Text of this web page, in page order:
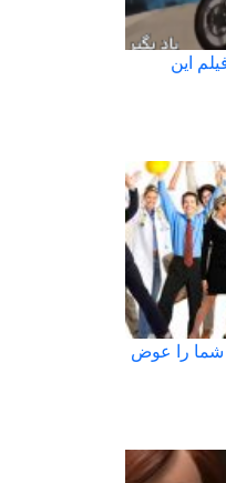
این
شما را عوض